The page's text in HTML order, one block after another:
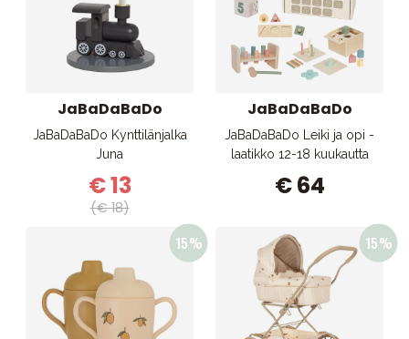
JaBaDaBaDo
JaBaDaBaDo Kynttilänjalka
Juna
€ 13
(€ 18)
JaBaDaBaDo
JaBaDaBaDo Leiki ja opi -
laatikko 12-18 kuukautta
€ 64